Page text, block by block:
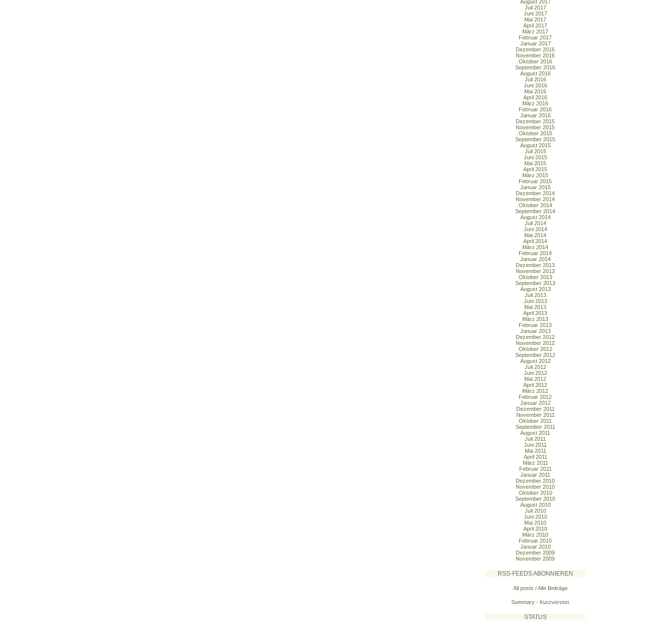
August 2017
Juli 2017
Juni 2017
Mai 2017
April 2017
März 2017
Februar 2017
Januar 2017
Dezember 2016
November 2016
Oktober 2016
September 2016
August 2016
Juli 2016
Juni 2016
Mai 2016
April 2016
März 2016
Februar 2016
Januar 2016
Dezember 2015
November 2015
Oktober 2015
September 2015
August 2015
Juli 2015
Juni 2015
Mai 2015
April 2015
März 2015
Februar 2015
Januar 2015
Dezember 2014
November 2014
Oktober 2014
September 2014
August 2014
Juli 2014
Juni 2014
Mai 2014
April 2014
März 2014
Februar 2014
Januar 2014
Dezember 2013
November 2013
Oktober 2013
September 2013
August 2013
Juli 2013
Juni 2013
Mai 2013
April 2013
März 2013
Februar 2013
Januar 2013
Dezember 2012
November 2012
Oktober 2012
September 2012
August 2012
Juli 2012
Juni 2012
Mai 2012
April 2012
März 2012
Februar 2012
Januar 2012
Dezember 2011
November 2011
Oktober 2011
September 2011
August 2011
Juli 2011
Juni 2011
Mai 2011
April 2011
März 2011
Februar 2011
Januar 2011
Dezember 2010
November 2010
Oktober 2010
September 2010
August 2010
Juli 2010
Juni 2010
Mai 2010
April 2010
März 2010
Februar 2010
Januar 2010
Dezember 2009
November 2009
RSS-FEEDS ABONNIEREN
All posts / Alle Beiträge
Summary - Kurzversion
STATUS